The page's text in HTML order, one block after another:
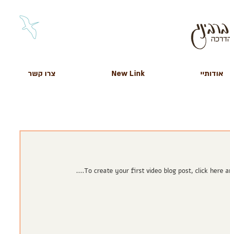
צרו קשר New Link אודותיי
To create your first video blog post, click here